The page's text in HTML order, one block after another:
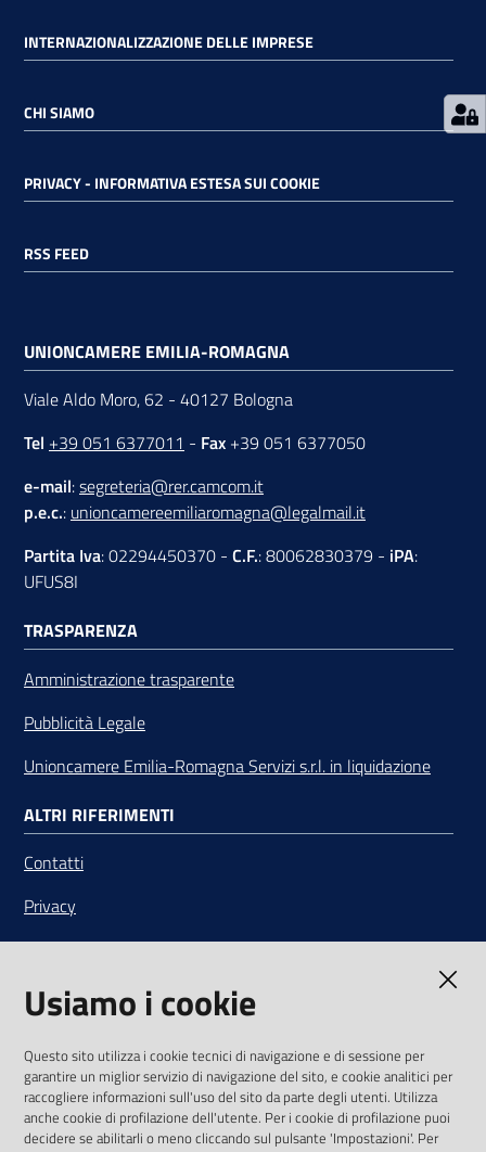
INTERNAZIONALIZZAZIONE DELLE IMPRESE
CHI SIAMO
PRIVACY - INFORMATIVA ESTESA SUI COOKIE
RSS FEED
UNIONCAMERE EMILIA-ROMAGNA
Viale Aldo Moro, 62 - 40127 Bologna
Tel +39 051 6377011 - Fax +39 051 6377050
e-mail:segreteria@rer.camcom.it
p.e.c.: unioncamereemiliaromagna@legalmail.it
Partita Iva: 02294450370 - C.F.: 80062830379 - iPA:
UFUS8I
TRASPARENZA
Amministrazione trasparente
Pubblicità Legale
Unioncamere Emilia-Romagna Servizi s.r.l. in liquidazione
ALTRI RIFERIMENTI
Contatti
Privacy
Note legali
Media Policy
SEGUICI SU
YoutubeTwitterLinkedinFacebookInstagram
Usiamo i cookie
Questo sito utilizza i cookie tecnici di navigazione e di sessione per
garantire un miglior servizio di navigazione del sito, e cookie analitici per
raccogliere informazioni sull'uso del sito da parte degli utenti. Utilizza
anche cookie di profilazione dell'utente. Per i cookie di profilazione puoi
decidere se abilitarli o meno cliccando sul pulsante 'Impostazioni'. Per